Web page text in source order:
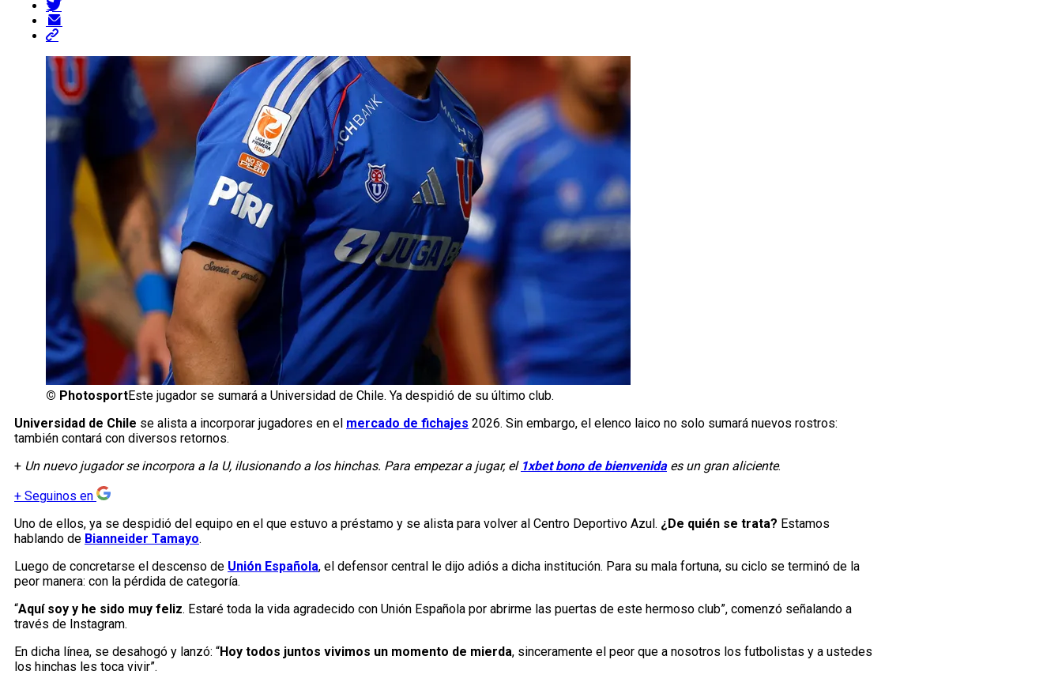
© PhotosportEste jugador se sumará a Universidad de Chile. Ya despidió de su último club.
Universidad de Chile se alista a incorporar jugadores en el mercado de fichajes 2026. Sin embargo, el elenco laico no solo sumará nuevos rostros:
también contará con diversos retornos.
+ Un nuevo jugador se incorpora a la U, ilusionando a los hinchas. Para empezar a jugar, el 1xbet bono de bienvenidaes un gran aliciente.
+ Seguinos en
Uno de ellos, ya se despidió del equipo en el que estuvo a préstamo y se alista para volver al Centro Deportivo Azul. ¿De quién se trata? Estamos
hablando de Bianneider Tamayo.
Luego de concretarse el descenso de Unión Española, el defensor central le dijo adiós a dicha institución. Para su mala fortuna, su ciclo se terminó de la
peor manera: con la pérdida de categoría.
“Aquí soy y he sido muy feliz. Estaré toda la vida agradecido con Unión Española por abrirme las puertas de este hermoso club”, comenzó señalando a
través de Instagram.
En dicha línea, se desahogó y lanzó: “Hoy todos juntos vivimos un momento de mierda, sinceramente el peor que a nosotros los futbolistas y a ustedes
los hinchas les toca vivir”.